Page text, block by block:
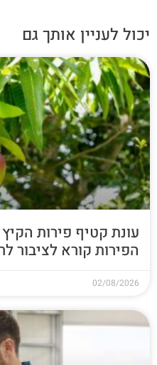
יכול לעניין אותך גם
עונת קטיף פירות
הפירות קורא לציבור
02/08/2026